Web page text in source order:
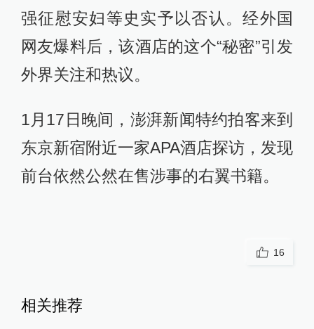
强征慰安妇等史实予以否认。经外国
网友爆料后，该酒店的这个“秘密”引发
外界关注和热议。
1月17日晚间，澎湃新闻特约拍客来到
东京新宿附近一家APA酒店探访，发现
前台依然公然在售涉事的右翼书籍。
16
相关推荐